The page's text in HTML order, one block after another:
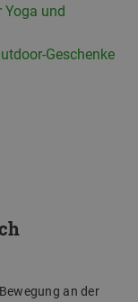
Yoga und
Geschenke
an der